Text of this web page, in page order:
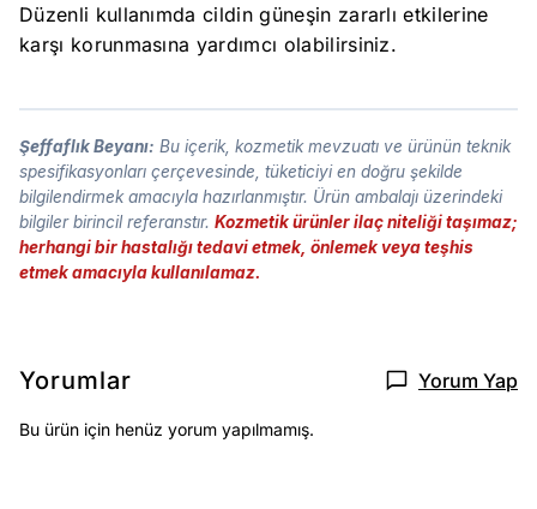
Düzenli kullanımda cildin güneşin zararlı etkilerine
karşı korunmasına yardımcı olabilirsiniz.
Şeffaflık Beyanı: Bu içerik, kozmetik mevzuatı ve ürünün teknik
spesifikasyonları çerçevesinde, tüketiciyi en doğru şekilde
bilgilendirmek amacıyla hazırlanmıştır. Ürün ambalajı üzerindeki
bilgiler birincil referanstır. Kozmetik ürünler ilaç niteliği taşımaz;
herhangi bir hastalığı tedavi etmek, önlemek veya teşhis
etmek amacıyla kullanılamaz.
Yorumlar Yorum Yap
Bu ürün için henüz yorum yapılmamış.